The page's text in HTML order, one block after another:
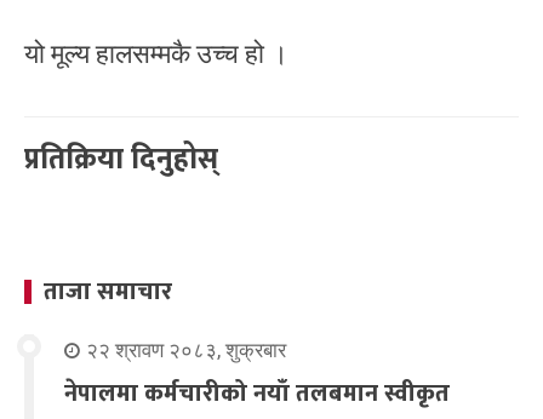
यो मूल्य हालसम्मकै उच्च हो ।
प्रतिक्रिया दिनुहोस्
ताजा समाचार
२२ श्रावण २०८३, शुक्रबार
नेपालमा कर्मचारीको नयाँ तलबमान स्वीकृत